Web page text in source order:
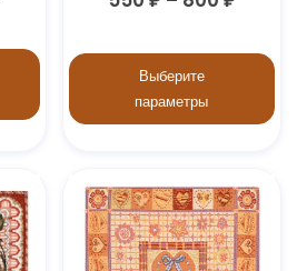
Выберите
параметры